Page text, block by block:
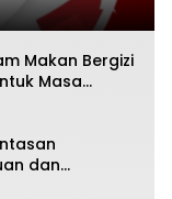
Makan Bergizi
Masa
dan
Jawab